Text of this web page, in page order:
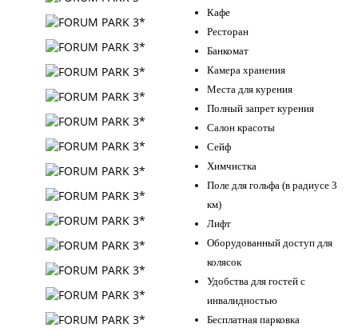
Кафе
Ресторан
Банкомат
Камера хранения
Места для курения
Полный запрет курения
Салон красоты
Сейф
Химчистка
Поле для гольфа (в радиусе 3
км)
Лифт
Оборудованный доступ для
колясок
Удобства для гостей с
инвалидностью
Бесплатная парковка